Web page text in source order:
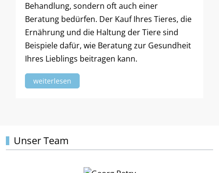
Behandlung, sondern oft auch einer
Beratung bedürfen. Der Kauf Ihres Tieres, die
Ernährung und die Haltung der Tiere sind
Beispiele dafür, wie Beratung zur Gesundheit
Ihres Lieblings beitragen kann.
weiterlesen
Unser Team